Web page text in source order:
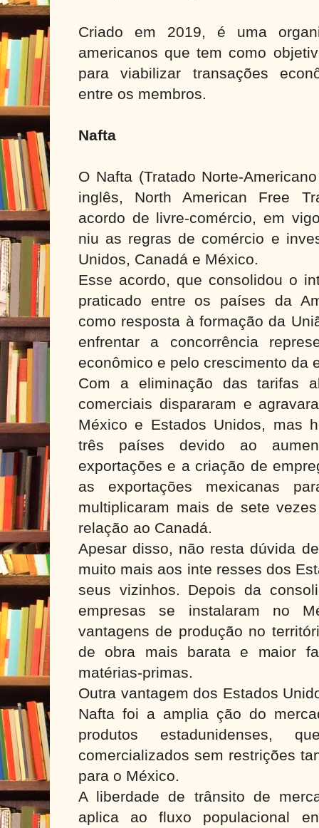
Criado em 2019, é uma
americanos que tem como
para viabilizar transações
entre os membros.
Nafta
O Nafta (Tratado Norte-
inglês, North American Free
acordo de livre-comércio, em
niu as regras de comércio e
Unidos, Canadá e México.
Esse acordo, que consolidou o
praticado entre os países da
como resposta à formação da
enfrentar a concorrência
econômico e pelo crescimento da
Com a eliminação das tarifas
comerciais dispararam e
México e Estados Unidos, mas
três países devido ao
exportações e a criação de
as exportações mexicanas
multiplicaram mais de sete
relação ao Canadá.
Apesar disso, não resta dúvida
muito mais aos inte resses dos
seus vizinhos. Depois da
empresas se instalaram no
vantagens de produção no
de obra mais barata e maior
matérias-primas.
Outra vantagem dos Estados
Nafta foi a amplia ção do
produtos estadunidenses,
comercializados sem restrições
para o México.
A liberdade de trânsito de
aplica ao fluxo populacional